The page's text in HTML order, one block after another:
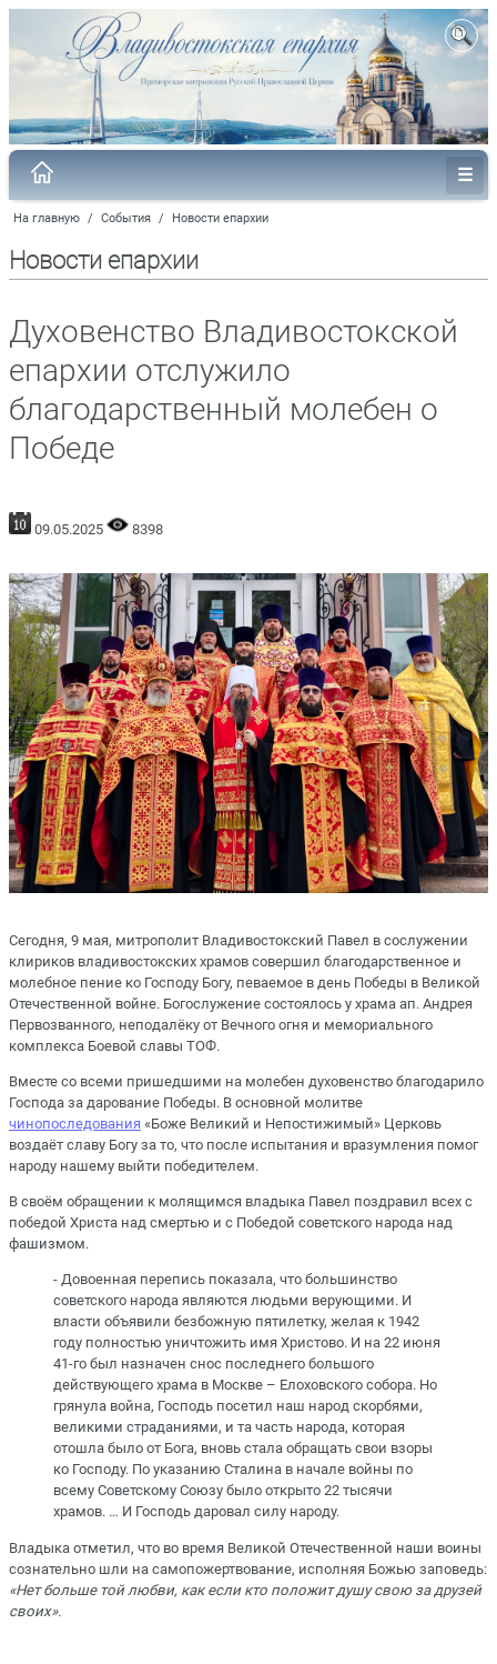
На главную / События / Новости епархии
Новости епархии
Духовенство Владивостокской
епархии отслужило
благодарственный молебен о
Победе
09.05.2025 8398
Сегодня, 9 мая, митрополит Владивостокский Павел в сослужении
клириков владивостокских храмов совершил благодарственное и
молебное пение ко Господу Богу, певаемое в день Победы в Великой
Отечественной войне. Богослужение состоялось у храма ап. Андрея
Первозванного, неподалёку от Вечного огня и мемориального
комплекса Боевой славы ТОФ.
Вместе со всеми пришедшими на молебен духовенство благодарило
Господа за дарование Победы. В основной молитве
чинопоследования «Боже Великий и Непостижимый» Церковь
воздаёт славу Богу за то, что после испытания и вразумления помог
народу нашему выйти победителем.
В своём обращении к молящимся владыка Павел поздравил всех с
победой Христа над смертью и с Победой советского народа над
фашизмом.
- Довоенная перепись показала, что большинство
советского народа являются людьми верующими. И
власти объявили безбожную пятилетку, желая к 1942
году полностью уничтожить имя Христово. И на 22 июня
41-го был назначен снос последнего большого
действующего храма в Москве – Елоховского собора. Но
грянула война, Господь посетил наш народ скорбями,
великими страданиями, и та часть народа, которая
отошла было от Бога, вновь стала обращать свои взоры
ко Господу. По указанию Сталина в начале войны по
всему Советскому Союзу было открыто 22 тысячи
храмов. … И Господь даровал силу народу.
Владыка отметил, что во время Великой Отечественной наши воины
сознательно шли на самопожертвование, исполняя Божью заповедь:
«Нет больше той любви, как если кто положит душу свою за друзей
своих».